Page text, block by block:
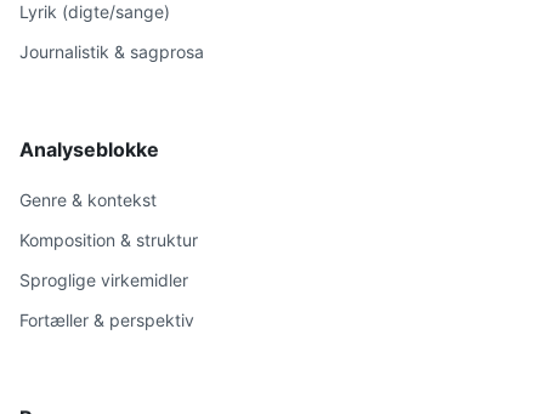
Lyrik (digte/sange)
Journalistik & sagprosa
Analyseblokke
Genre & kontekst
Komposition & struktur
Sproglige virkemidler
Fortæller & perspektiv